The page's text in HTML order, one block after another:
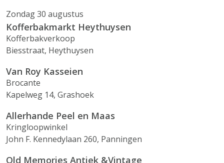
Zondag 30 augustus
Kofferbakmarkt Heythuysen
Kofferbakverkoop
Biesstraat, Heythuysen
Van Roy Kasseien
Brocante
Kapelweg 14, Grashoek
Allerhande Peel en Maas
Kringloopwinkel
John F. Kennedylaan 260, Panningen
Old Memories Antiek &Vintage